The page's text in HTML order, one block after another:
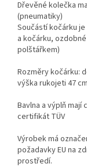
Dřevěné kolečka
(pneumatiky)
Součástí kočárku
a kočárku,
polštářkem)
Rozměry kočárku:
výška rukojeti 47 cm
Bavlna a výplň mají
certifikát TÜV
Výrobek má
požadavky EU na
prostředí.